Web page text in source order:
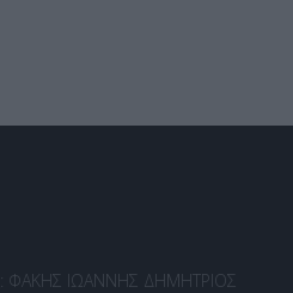
: ΦΑΚΗΣ ΙΩΑΝΝΗΣ ΔΗΜΗΤΡΙΟΣ